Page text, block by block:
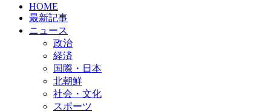
HOME
最新記事
ニュース
政治
経済
国際・日本
北朝鮮
社会・文化
スポーツ